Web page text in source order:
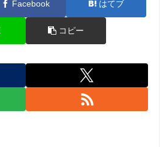
Facebook はてブ
コピー